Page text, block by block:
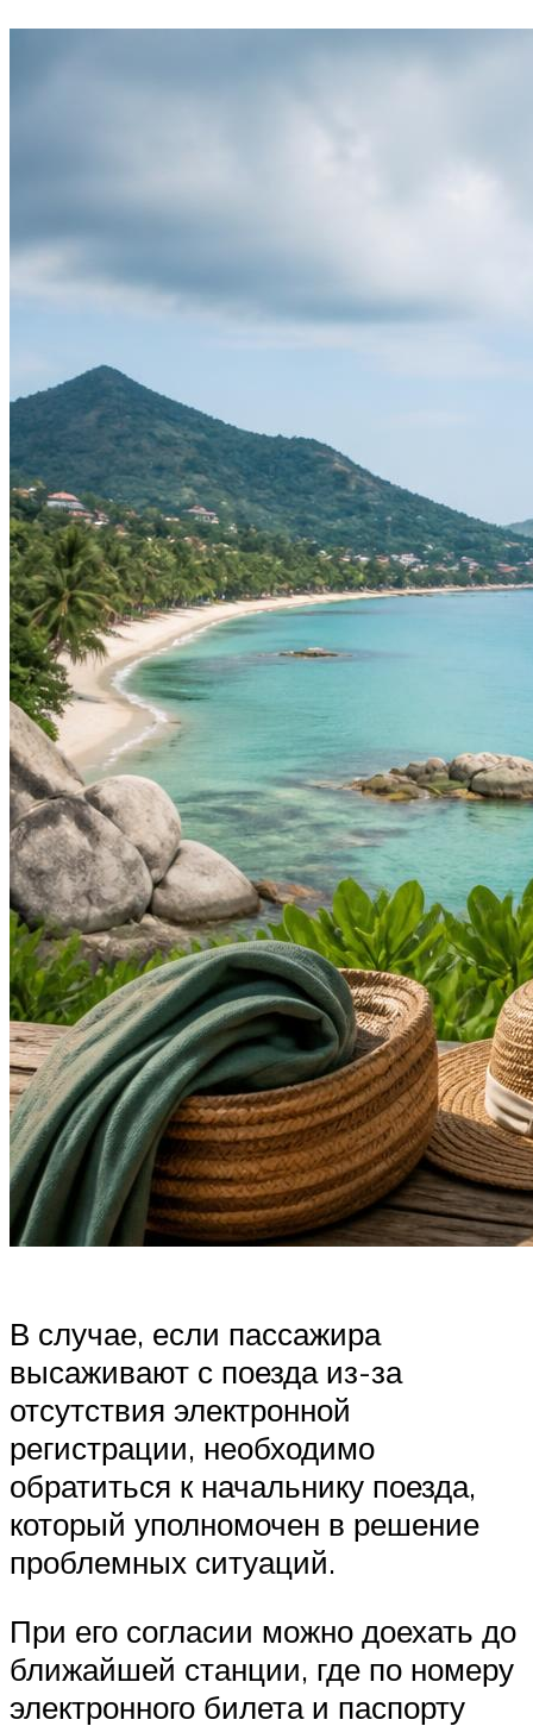
В случае, если пассажира
высаживают с поезда из-за
отсутствия электронной
регистрации, необходимо
обратиться к начальнику поезда,
который уполномочен в решение
проблемных ситуаций.
При его согласии можно доехать до
ближайшей станции, где по номеру
электронного билета и паспорту